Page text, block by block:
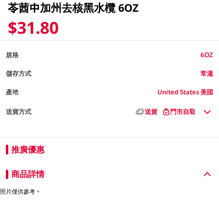
苓莤中加州去核黑水欖 6OZ
$31.80
規格 6OZ
儲存方式 常溫
產地 United States 美國
送貨方式 送貨 門市自取
推廣優惠
商品詳情
照片僅供參考。